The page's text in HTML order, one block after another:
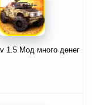
1.5 Мод много денег